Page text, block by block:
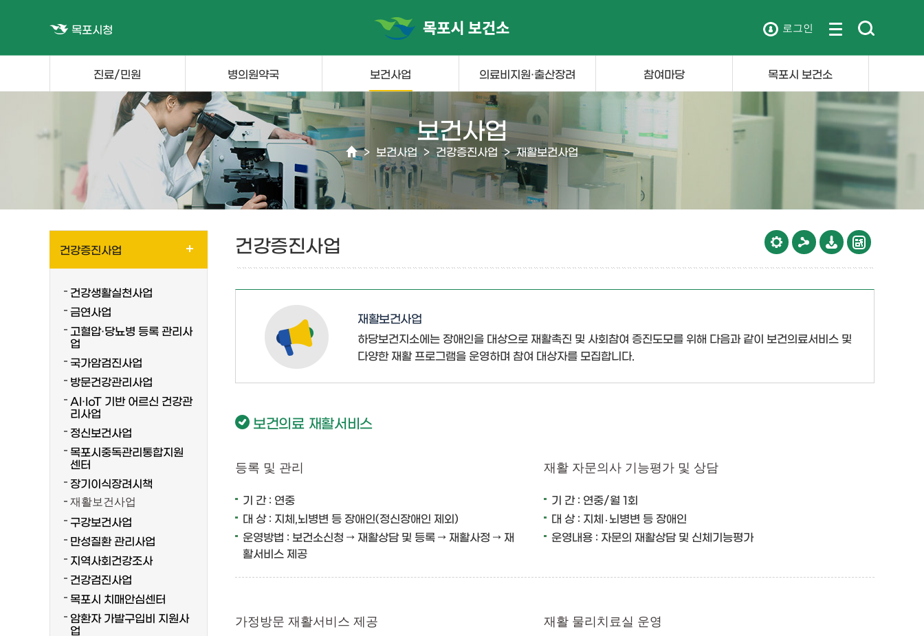
목포시청 로그인
진료/민원 병의원약국 보건사업 의료비지원·출산장려 참여마당 목포시 보건소
보건사업
> 보건사업 > 건강증진사업 > 재활보건사업
건강증진사업
건강생활실천사업
금연사업
고혈압·당뇨병 등록 관리사
업
국가암검진사업
방문건강관리사업
AI·IoT 기반 어르신 건강관
리사업
정신보건사업
목포시중독관리통합지원
센터
장기이식장려시책
재활보건사업
구강보건사업
만성질환 관리사업
지역사회건강조사
건강검진사업
목포시 치매안심센터
암환자 가발구입비 지원사
업
건강증진사업
재활보건사업
하당보건지소에는 장애인을 대상으로 재활촉진 및 사회참여 증진도모를 위해 다음과 같이 보건의료서비스 및
다양한 재활 프로그램을 운영하며 참여 대상자를 모집합니다.
보건의료 재활서비스
등록 및 관리
기 간 : 연중
대 상 : 지체,뇌병변 등 장애인(정신장애인 제외)
운영방법 : 보건소신청 → 재활상담 및 등록 → 재활사정 → 재
활서비스 제공
재활 자문의사 기능평가 및 상담
기 간 : 연중/월 1회
대 상 : 지체․뇌병변 등 장애인
운영내용 : 자문의 재활상담 및 신체기능평가
가정방문 재활서비스 제공 재활 물리치료실 운영